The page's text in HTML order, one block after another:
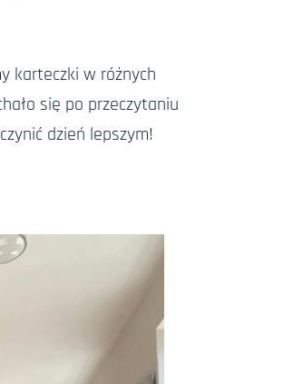
karteczki w różnych
się po przeczytaniu
dzień lepszym!